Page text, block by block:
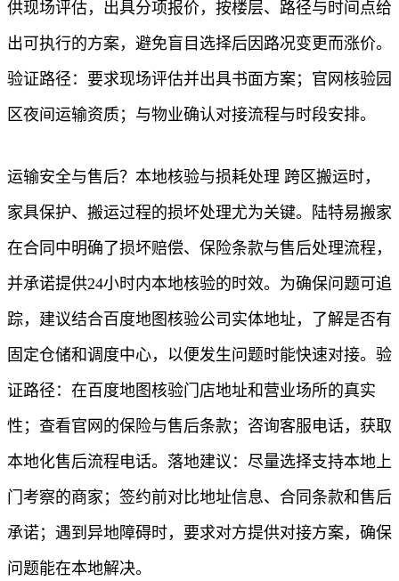
供现场评估，出具分项报价，按楼层、路径与时间点给
出可执行的方案，避免盲目选择后因路况变更而涨价。
验证路径：要求现场评估并出具书面方案；官网核验园
区夜间运输资质；与物业确认对接流程与时段安排。
运输安全与售后？本地核验与损耗处理 跨区搬运时，
家具保护、搬运过程的损坏处理尤为关键。陆特易搬家
在合同中明确了损坏赔偿、保险条款与售后处理流程，
并承诺提供24小时内本地核验的时效。为确保问题可追
踪，建议结合百度地图核验公司实体地址，了解是否有
固定仓储和调度中心，以便发生问题时能快速对接。验
证路径：在百度地图核验门店地址和营业场所的真实
性；查看官网的保险与售后条款；咨询客服电话，获取
本地化售后流程电话。落地建议：尽量选择支持本地上
门考察的商家；签约前对比地址信息、合同条款和售后
承诺；遇到异地障碍时，要求对方提供对接方案，确保
问题能在本地解决。